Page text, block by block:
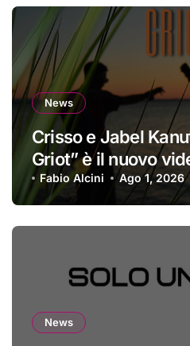
News
Crisso e Jabel
Griot” è il nuovo
Fabio Alcini Ago 1, 2026
News